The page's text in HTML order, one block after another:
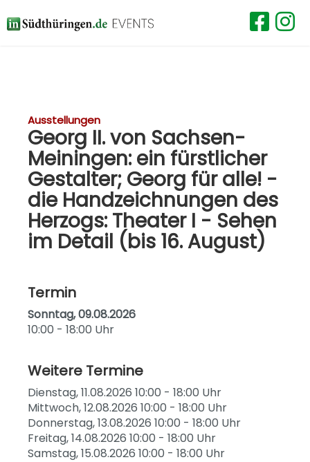
Ausstellungen
Georg II. von Sachsen-
Meiningen: ein fürstlicher
Gestalter; Georg für alle! -
die Handzeichnungen des
Herzogs: Theater I - Sehen
im Detail (bis 16. August)
Termin
Sonntag, 09.08.2026
10:00 - 18:00 Uhr
Weitere Termine
Dienstag, 11.08.2026 10:00 - 18:00 Uhr
Mittwoch, 12.08.2026 10:00 - 18:00 Uhr
Donnerstag, 13.08.2026 10:00 - 18:00 Uhr
Freitag, 14.08.2026 10:00 - 18:00 Uhr
Samstag, 15.08.2026 10:00 - 18:00 Uhr